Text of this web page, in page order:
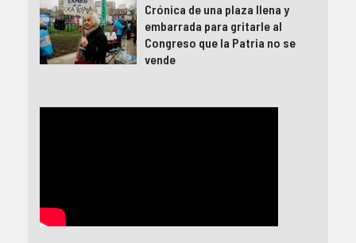
Crónica de una plaza llena y
embarrada para gritarle al
Congreso que la Patria no se
vende